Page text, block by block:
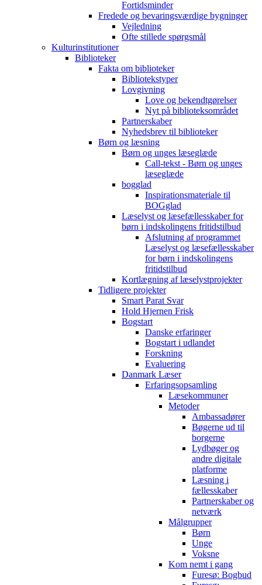
Fortidsminder
Fredede og bevaringsværdige bygninger
Vejledning
Ofte stillede spørgsmål
Kulturinstitutioner
Biblioteker
Fakta om biblioteker
Bibliotekstyper
Lovgivning
Love og bekendtgørelser
Nyt på biblioteksområdet
Partnerskaber
Nyhedsbrev til biblioteker
Børn og læsning
Børn og unges læseglæde
Call-tekst - Børn og unges
læseglæde
bogglad
Inspirationsmateriale til
BOGglad
Læselyst og læsefællesskaber for
børn i indskolingens fritidstilbud
Afslutning af programmet
Læselyst og læsefællesskaber
for børn i indskolingens
fritidstilbud
Kortlægning af læselystprojekter
Tidligere projekter
Smart Parat Svar
Hold Hjernen Frisk
Bogstart
Danske erfaringer
Bogstart i udlandet
Forskning
Evaluering
Danmark Læser
Erfaringsopsamling
Læsekommuner
Metoder
Ambassadører
Bøgerne ud til
borgerne
Lydbøger og
andre digitale
platforme
Læsning i
fællesskaber
Partnerskaber og
netværk
Målgrupper
Børn
Unge
Voksne
Kom nemt i gang
Furesø: Bogbud